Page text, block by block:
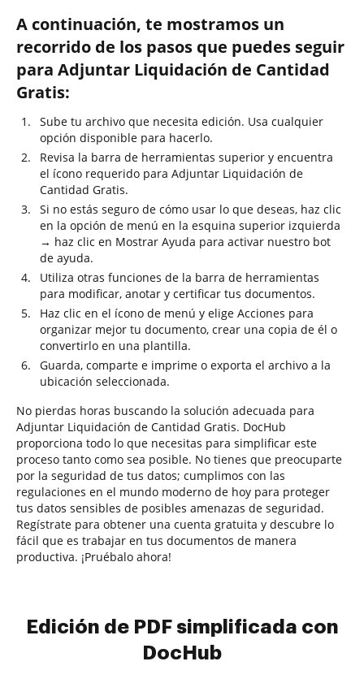
A continuación, te mostramos un
recorrido de los pasos que puedes seguir
para Adjuntar Liquidación de Cantidad
Gratis:
Sube tu archivo que necesita edición. Usa cualquier
opción disponible para hacerlo.
Revisa la barra de herramientas superior y encuentra
el ícono requerido para Adjuntar Liquidación de
Cantidad Gratis.
Si no estás seguro de cómo usar lo que deseas, haz clic
en la opción de menú en la esquina superior izquierda
→ haz clic en Mostrar Ayuda para activar nuestro bot
de ayuda.
Utiliza otras funciones de la barra de herramientas
para modificar, anotar y certificar tus documentos.
Haz clic en el ícono de menú y elige Acciones para
organizar mejor tu documento, crear una copia de él o
convertirlo en una plantilla.
Guarda, comparte e imprime o exporta el archivo a la
ubicación seleccionada.
No pierdas horas buscando la solución adecuada para
Adjuntar Liquidación de Cantidad Gratis. DocHub
proporciona todo lo que necesitas para simplificar este
proceso tanto como sea posible. No tienes que preocuparte
por la seguridad de tus datos; cumplimos con las
regulaciones en el mundo moderno de hoy para proteger
tus datos sensibles de posibles amenazas de seguridad.
Regístrate para obtener una cuenta gratuita y descubre lo
fácil que es trabajar en tus documentos de manera
productiva. ¡Pruébalo ahora!
Edición de PDF simplificada con
DocHub